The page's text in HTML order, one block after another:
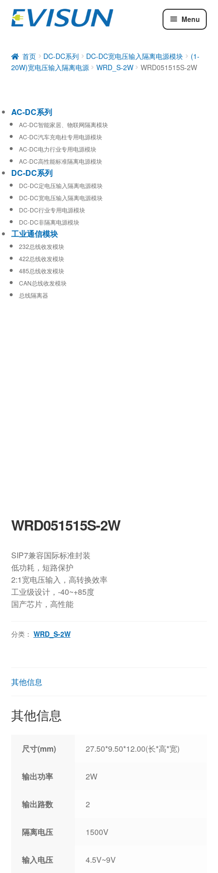
Menu
DC-DC系列
工业通信模块
首页 DC-DC系列 DC-DC宽电压输入隔离电源模块
(1-
20W)宽电压输入隔离电源
WRD_S-2W WRD051515S-2W
WRD051515S-2W
SIP7兼容国际标准封装
低功耗，短路保护
2:1宽电压输入，高转换效率
工业级设计，-40~+85度
国产芯片，高性能
分类： WRD_S-2W
其他信息
其他信息
尺寸(mm) 27.50*9.50*12.00(长*高*宽)
输出功率 2W
输出路数 2
隔离电压 1500V
输入电压 4.5V~9V
AC-DC系列
AC-DC智能家居、物联网隔离模块
AC-DC汽车充电柱专用电源模块
AC-DC电力行业专用电源模块
AC-DC高性能标准隔离电源模块
DC-DC系列
DC-DC定电压输入隔离电源模块
DC-DC宽电压输入隔离电源模块
DC-DC行业专用电源模块
DC-DC非隔离电源模块
工业通信模块
232总线收发模块
422总线收发模块
485总线收发模块
CAN总线收发模块
总线隔离器